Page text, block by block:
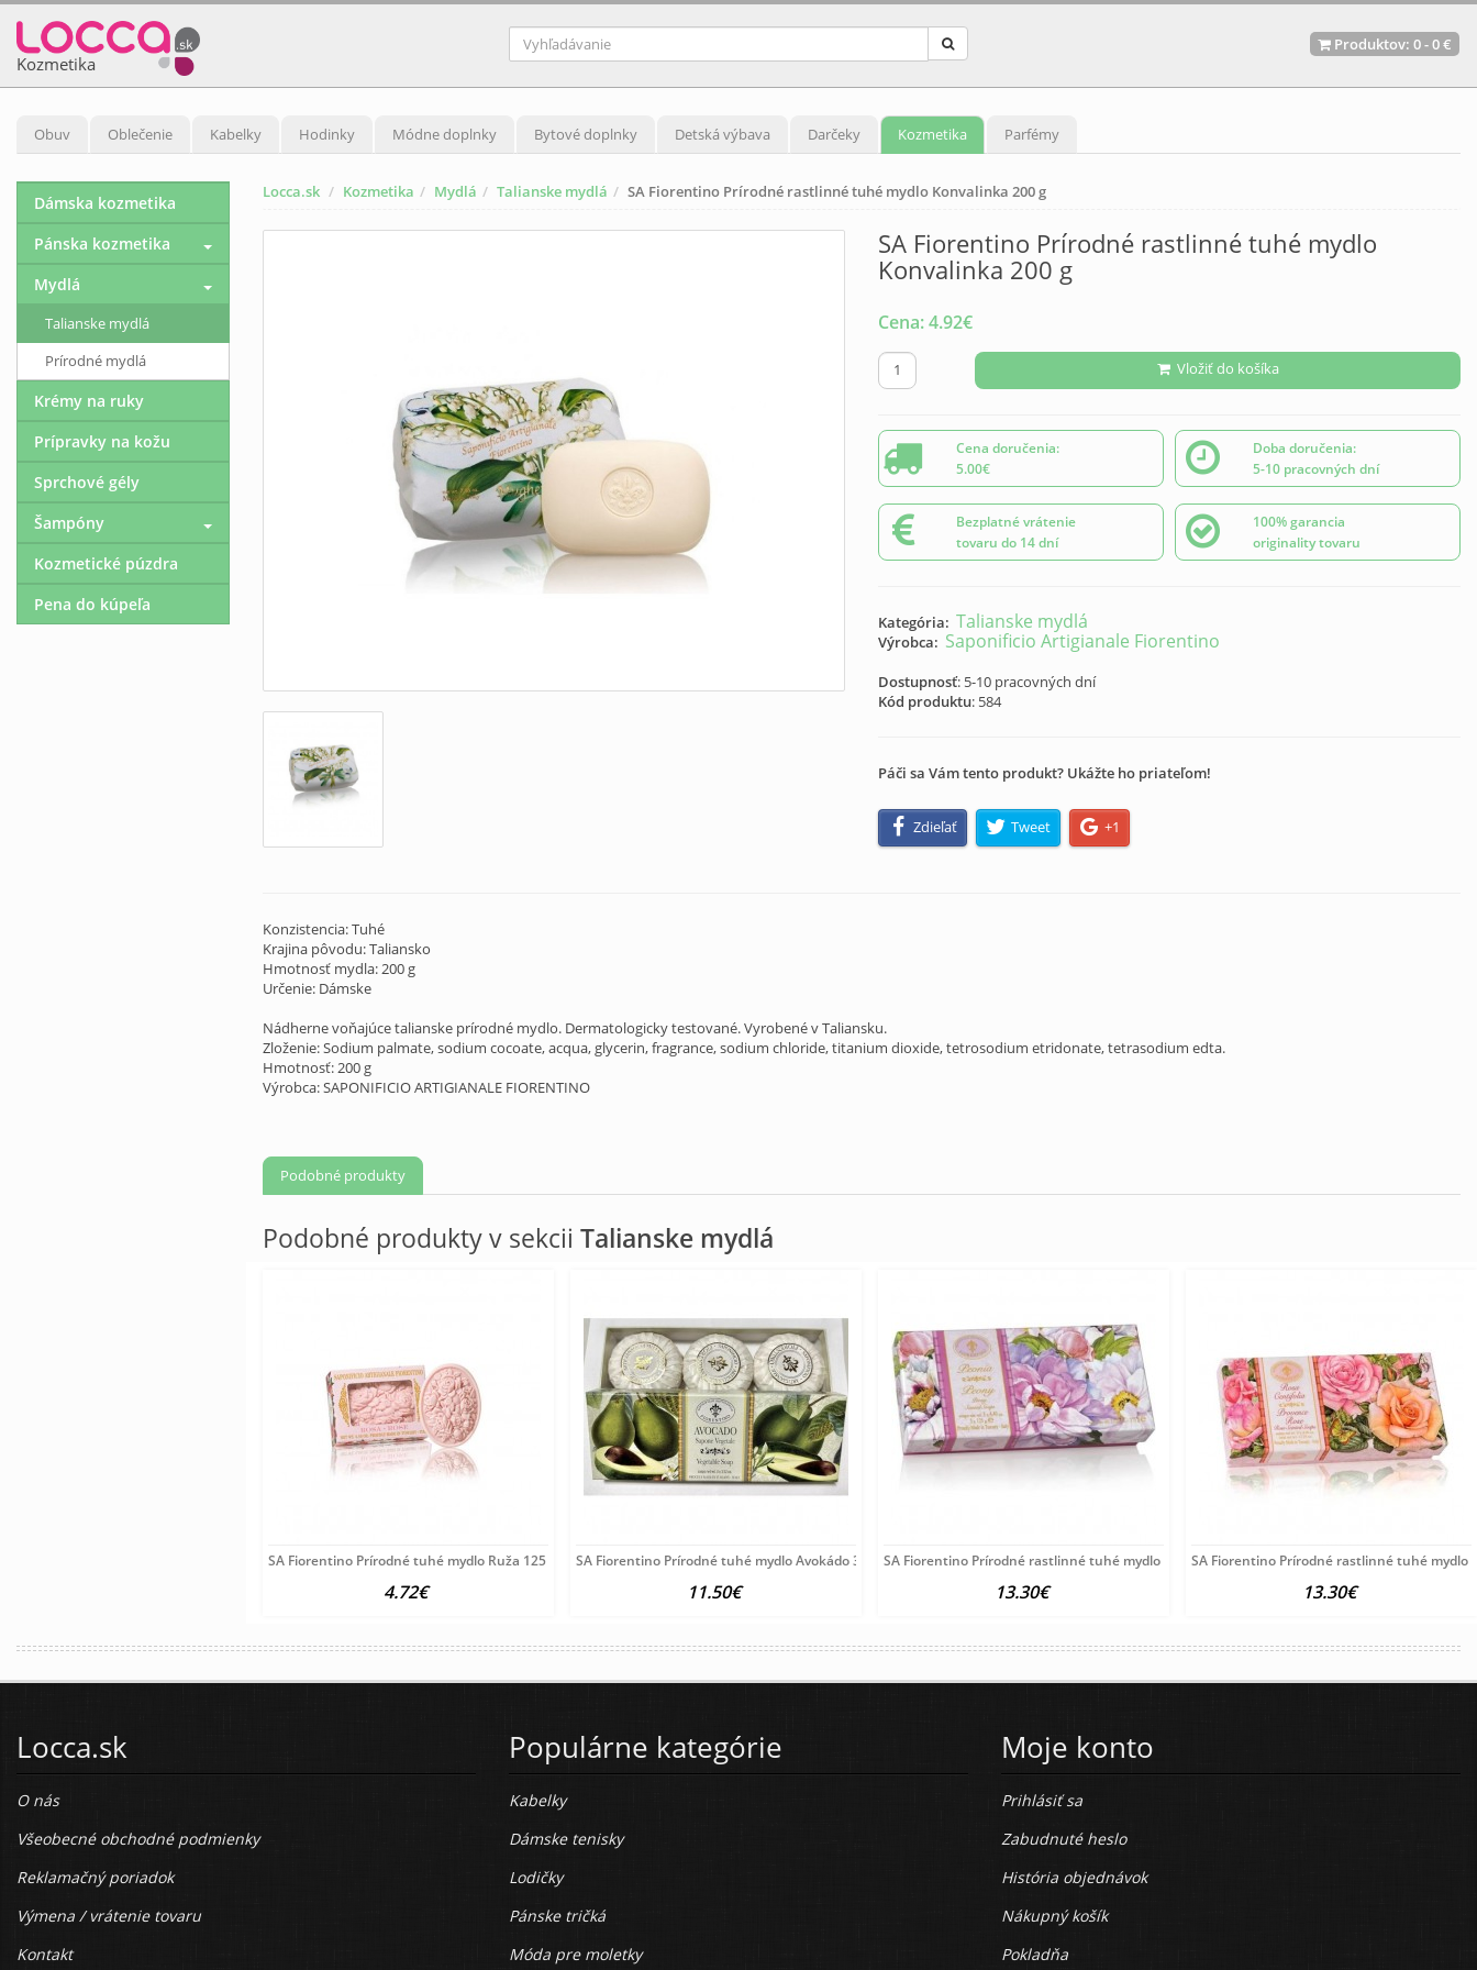
Kozmetika
Produktov: 0-0 €
Obuv Oblečenie Kabelky Hodinky Módne doplnky Bytové doplnky Detská výbava Darčeky Kozmetika Parfémy
Locca.sk Kozmetika Mydlá Talianske mydlá SA Fiorentino Prírodné rastlinné tuhé mydlo Konvalinka 200 g
SA Fiorentino Prírodné rastlinné tuhé mydlo
Konvalinka 200 g
Cena:4.92€
Vložiť do košíka
Cena doručenia:
5.00€
Doba doručenia:
5-10 pracovných dní
Bezplatné vrátenie
tovaru do 14 dní
100% garancia
originality tovaru
Kategória: Talianske mydlá
Výrobca: Saponificio Artigianale Fiorentino
Dostupnosť: 5-10 pracovných dní
Kód produktu: 584
Páči sa Vám tento produkt? Ukážte ho priateľom!
Zdieľať Tweet +1
Konzistencia: Tuhé
Krajina pôvodu: Taliansko
Hmotnosť mydla: 200 g
Určenie: Dámske
Nádherne voňajúce talianske prírodné mydlo. Dermatologicky testované. Vyrobené v Taliansku.
Zloženie: Sodium palmate, sodium cocoate, acqua, glycerin, fragrance, sodium chloride, titanium dioxide, tetrosodium etridonate, tetrasodium edta.
Hmotnosť: 200 g
Výrobca: SAPONIFICIO ARTIGIANALE FIORENTINO
Podobné produkty
Podobné produkty v sekcii Talianske mydlá
SA Fiorentino Prírodné tuhé mydlo Ruža 125 g
4.72€
SA Fiorentino Prírodné tuhé mydlo Avokádo 3x100 g
11.50€
SA Fiorentino Prírodné rastlinné tuhé mydlo Pivónia 3x125
13.30€
SA Fiorentino Prírodné rastlinné tuhé mydlo
13.30€
Dámska kozmetika
Pánska kozmetika
Mydlá
Talianske mydlá
Prírodné mydlá
Krémy na ruky
Prípravky na kožu
Sprchové gély
Šampóny
Kozmetické púzdra
Pena do kúpeľa
Locca.sk
O nás
Všeobecné obchodné podmienky
Reklamačný poriadok
Výmena / vrátenie tovaru
Kontakt
Populárne kategórie
Kabelky
Dámske tenisky
Lodičky
Pánske tričká
Móda pre moletky
Moje konto
Prihlásiť sa
Zabudnuté heslo
História objednávok
Nákupný košík
Pokladňa